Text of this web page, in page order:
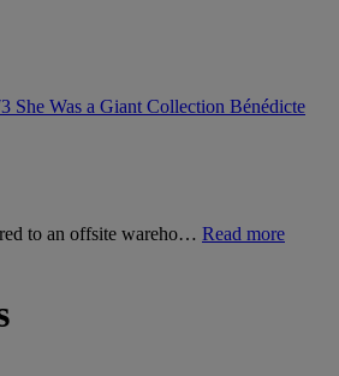
She Was a Giant Collection Bénédicte
to an offsite wareho… Read more